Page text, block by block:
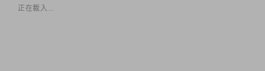
正在載入...